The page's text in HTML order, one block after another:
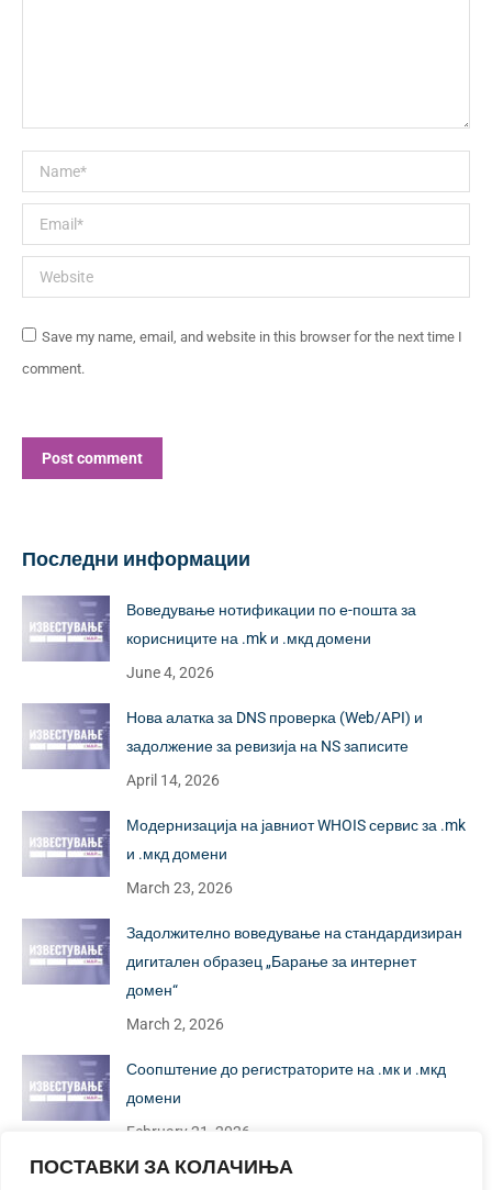
ПОСТАВКИ ЗА КОЛАЧИЊА
Name *
Email *
Website
Save my name, email, and website in this browser for the next time I
comment.
Post comment
Последни информации
Воведување нотификации по е-пошта за
корисниците на .mk и .мкд домени
June 4, 2026
Нова алатка за DNS проверка (Web/API) и
задолжение за ревизија на NS записите
April 14, 2026
Модернизација на јавниот WHOIS сервис за .mk
и .мкд домени
March 23, 2026
Задолжително воведување на стандардизиран
дигитален образец „Барање за интернет
домен“
March 2, 2026
Соопштение до регистраторите на .мк и .мкд
домени
February 21, 2026
Известување: Нов образец за „Барање за